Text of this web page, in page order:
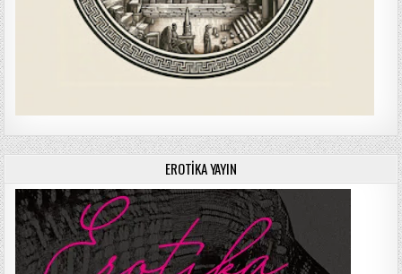
EROTIKA YAYIN